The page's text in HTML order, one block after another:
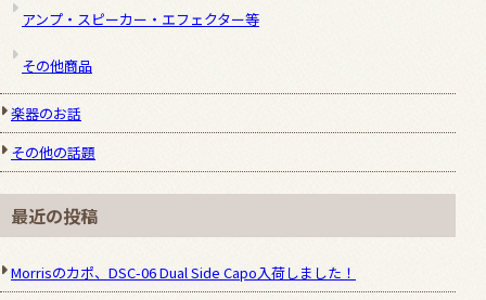
アンプ・スピーカー・エフェクター等
その他商品
楽器のお話
その他の話題
最近の投稿
Morrisのカポ、DSC-06 Dual Side Capo入荷しました！